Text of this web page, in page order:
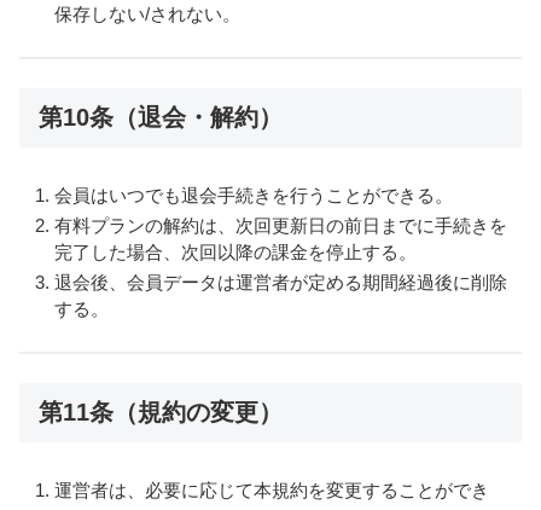
保存しない/されない。
第10条（退会・解約）
会員はいつでも退会手続きを行うことができる。
有料プランの解約は、次回更新日の前日までに手続きを
完了した場合、次回以降の課金を停止する。
退会後、会員データは運営者が定める期間経過後に削除
する。
第11条（規約の変更）
運営者は、必要に応じて本規約を変更することができ